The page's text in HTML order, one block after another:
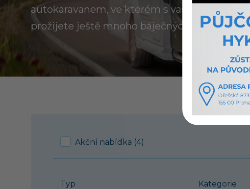
autokaravanem, ve kterém s vaší rodinou
prožijete ještě mnoho báječných dovolených.
Akční nabídka (4)
Typ Kategorie